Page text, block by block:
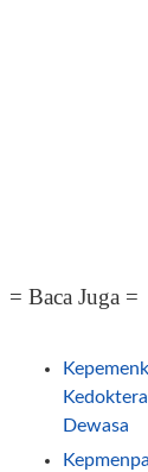
= Baca Juga =
Dewasa